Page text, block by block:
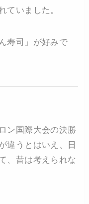
ていました。
寿司」が好みで
ン国際大会の決勝
違うとはいえ、日
、昔は考えられな